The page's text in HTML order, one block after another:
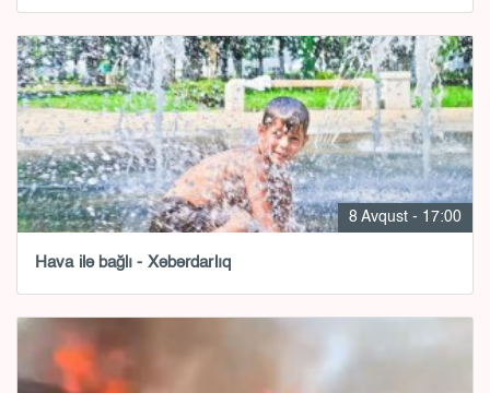
8 Avqust - 17:00
Hava ilə bağlı - Xəbərdarlıq